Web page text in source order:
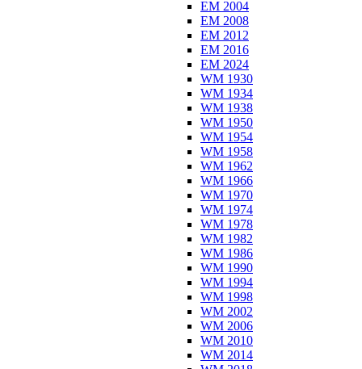
EM 2004
EM 2008
EM 2012
EM 2016
EM 2024
WM 1930
WM 1934
WM 1938
WM 1950
WM 1954
WM 1958
WM 1962
WM 1966
WM 1970
WM 1974
WM 1978
WM 1982
WM 1986
WM 1990
WM 1994
WM 1998
WM 2002
WM 2006
WM 2010
WM 2014